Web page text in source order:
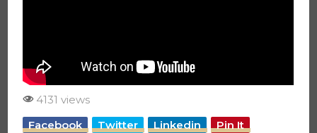
4131 views
Facebook
Twitter Linkedin
Pin It